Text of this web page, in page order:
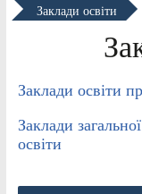
Заклади освіти
Заклади освіти
Заклади
освіти